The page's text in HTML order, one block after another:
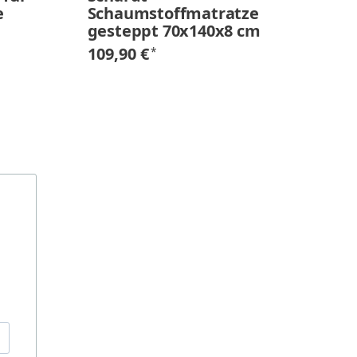
Schaumstoffmatratze
gesteppt 70x140x8 cm
109,90 €*